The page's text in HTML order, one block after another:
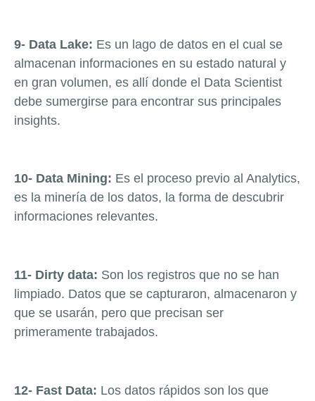
9- Data Lake: Es un lago de datos en el cual se
almacenan informaciones en su estado natural y
en gran volumen, es allí donde el Data Scientist
debe sumergirse para encontrar sus principales
insights.
10- Data Mining: Es el proceso previo al Analytics,
es la minería de los datos, la forma de descubrir
informaciones relevantes.
11- Dirty data: Son los registros que no se han
limpiado. Datos que se capturaron, almacenaron y
que se usarán, pero que precisan ser
primeramente trabajados.
12- Fast Data: Los datos rápidos son los que